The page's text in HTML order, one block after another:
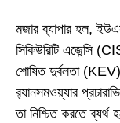
মজার ব্যাপার হল,
সিকিউরিটি এজেন্সি
শোষিত দুর্বলতা
র‍্যানসমওয়্যার
তা নিশ্চিত করতে